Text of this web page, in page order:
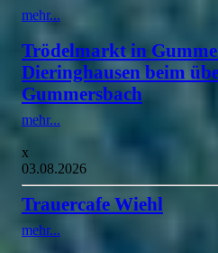
mehr...
Trödelmarkt in
Dieringhausen beim
Gummersbach
mehr...
x
03.08.2026
Trauercafe Wiehl
mehr...